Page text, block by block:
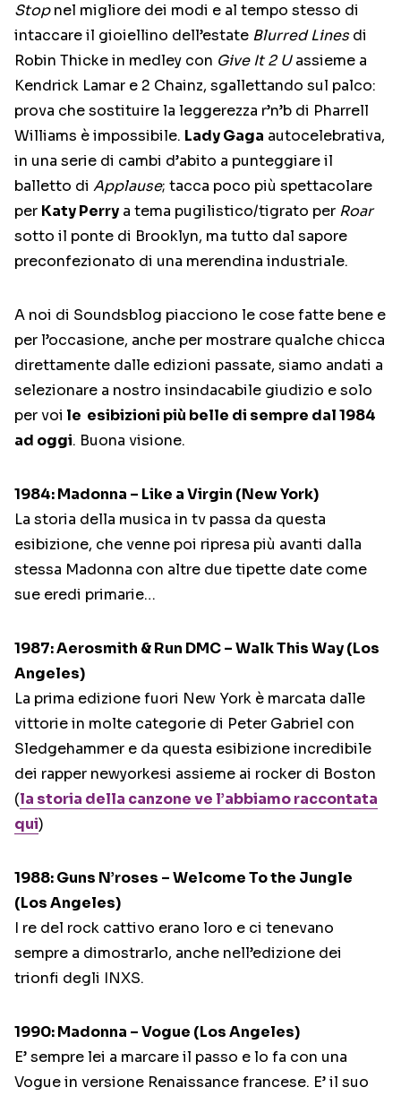
Stopnel migliore dei modi e al tempo stesso di
intaccare il gioiellino dell’estate Blurred Linesdi
Robin Thicke in medley con Give It 2 Uassieme a
Kendrick Lamar e 2 Chainz, sgallettando sul palco:
prova che sostituire la leggerezza r’n’b di Pharrell
Williams è impossibile. Lady Gaga autocelebrativa,
in una serie di cambi d’abito a punteggiare il
balletto di Applause; tacca poco più spettacolare
per Katy Perry a tema pugilistico/tigrato per Roar
sotto il ponte di Brooklyn, ma tutto dal sapore
preconfezionato di una merendina industriale.
A noi di Soundsblog piacciono le cose fatte bene e
per l’occasione, anche per mostrare qualche chicca
direttamente dalle edizioni passate, siamo andati a
selezionare a nostro insindacabile giudizio e solo
per voi le esibizioni più belle di sempre dal 1984
ad oggi. Buona visione.
1984: Madonna – Like a Virgin (New York)
La storia della musica in tv passa da questa
esibizione, che venne poi ripresa più avanti dalla
stessa Madonna con altre due tipette date come
sue eredi primarie…
1987: Aerosmith & Run DMC – Walk This Way (Los
Angeles)
La prima edizione fuori New York è marcata dalle
vittorie in molte categorie di Peter Gabriel con
Sledgehammer e da questa esibizione incredibile
dei rapper newyorkesi assieme ai rocker di Boston
(la storia della canzone ve l’abbiamo raccontata
qui)
1988: Guns N’roses – Welcome To the Jungle
(Los Angeles)
I re del rock cattivo erano loro e ci tenevano
sempre a dimostrarlo, anche nell’edizione dei
trionfi degli INXS.
1990: Madonna – Vogue (Los Angeles)
E’ sempre lei a marcare il passo e lo fa con una
Vogue in versione Renaissance francese. E’ il suo